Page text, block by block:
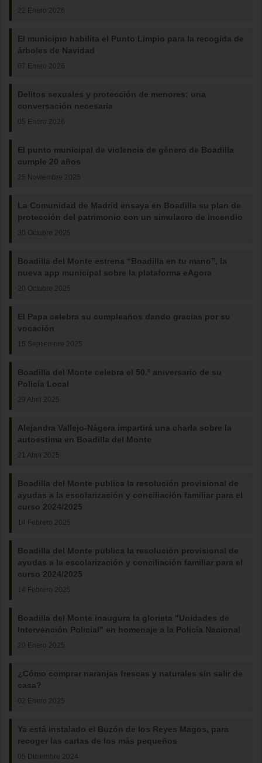
22 Enero 2026
El municipio habilita el Punto Limpio para la recogida de
árboles de Navidad
07 Enero 2026
Delitos sexuales y protección de menores: una
conversación necesaria
05 Enero 2026
El punto municipal de violencia de género de Boadilla
cumple 20 años
25 Noviembre 2025
La Comunidad de Madrid ensaya en Boadilla su plan de
protección del patrimonio con un simulacro de incendio
30 Octubre 2025
Boadilla del Monte estrena “Boadilla en tu mano”, la
nueva app municipal sobre la plataforma eAgora
20 Octubre 2025
El Papa celebra su cumpleaños dando gracias por su
vocación
15 Septiembre 2025
Boadilla del Monte celebra el 50.º aniversario de su
Policía Local
29 Abril 2025
Alejandra Vallejo-Nágera impartirá una charla sobre la
autoestima en Boadilla del Monte
21 Abril 2025
Boadilla del Monte publica la resolución provisional de
ayudas a la escolarización y conciliación familiar para el
curso 2024/2025
14 Febrero 2025
Boadilla del Monte publica la resolución provisional de
ayudas a la escolarización y conciliación familiar para el
curso 2024/2025
14 Febrero 2025
Boadilla del Monte inaugura la glorieta "Unidades de
Intervención Policial" en homenaje a la Policía Nacional
20 Enero 2025
¿Cómo comprar naranjas frescas y naturales sin salir de
casa?
02 Enero 2025
Ya está instalado el Buzón de los Reyes Magos, para
recoger las cartas de los más pequeños
05 Diciembre 2024